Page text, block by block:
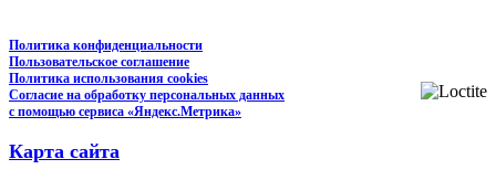
Политика конфиденциальности
Пользовательское соглашение
Политика использования cookies
Согласие на обработку персональных данных
с помощью сервиса «Яндекс.Метрика»
Карта сайта